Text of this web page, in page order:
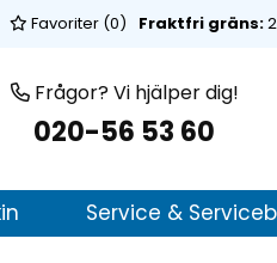
Fraktfri gräns:
Favoriter (0)
Frågor? Vi hjälper dig!
020-56 53 60
Service &